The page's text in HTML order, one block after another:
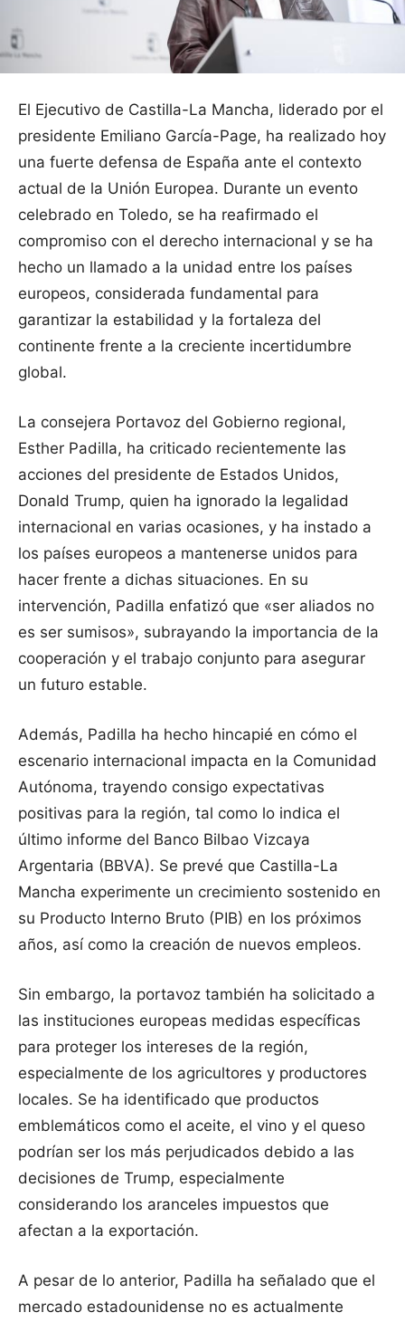
El Ejecutivo de Castilla-La Mancha, liderado por el
presidente Emiliano García-Page, ha realizado hoy
una fuerte defensa de España ante el contexto
actual de la Unión Europea. Durante un evento
celebrado en Toledo, se ha reafirmado el
compromiso con el derecho internacional y se ha
hecho un llamado a la unidad entre los países
europeos, considerada fundamental para
garantizar la estabilidad y la fortaleza del
continente frente a la creciente incertidumbre
global.
La consejera Portavoz del Gobierno regional,
Esther Padilla, ha criticado recientemente las
acciones del presidente de Estados Unidos,
Donald Trump, quien ha ignorado la legalidad
internacional en varias ocasiones, y ha instado a
los países europeos a mantenerse unidos para
hacer frente a dichas situaciones. En su
intervención, Padilla enfatizó que «ser aliados no
es ser sumisos», subrayando la importancia de la
cooperación y el trabajo conjunto para asegurar
un futuro estable.
Además, Padilla ha hecho hincapié en cómo el
escenario internacional impacta en la Comunidad
Autónoma, trayendo consigo expectativas
positivas para la región, tal como lo indica el
último informe del Banco Bilbao Vizcaya
Argentaria (BBVA). Se prevé que Castilla-La
Mancha experimente un crecimiento sostenido en
su Producto Interno Bruto (PIB) en los próximos
años, así como la creación de nuevos empleos.
Sin embargo, la portavoz también ha solicitado a
las instituciones europeas medidas específicas
para proteger los intereses de la región,
especialmente de los agricultores y productores
locales. Se ha identificado que productos
emblemáticos como el aceite, el vino y el queso
podrían ser los más perjudicados debido a las
decisiones de Trump, especialmente
considerando los aranceles impuestos que
afectan a la exportación.
A pesar de lo anterior, Padilla ha señalado que el
mercado estadounidense no es actualmente